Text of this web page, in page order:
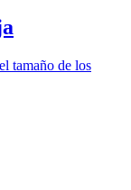
tamaño de los